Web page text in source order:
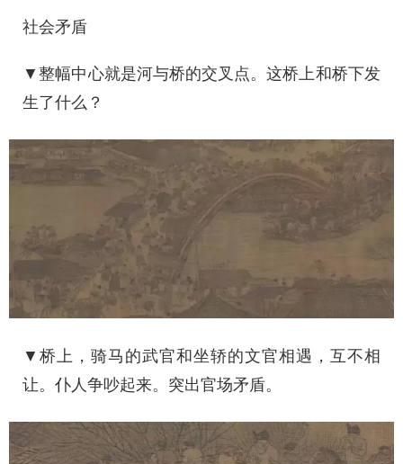
社会矛盾
▼整幅中心就是河与桥的交叉点。这桥上和桥下发
生了什么？
▼桥上，骑马的武官和坐轿的文官相遇，互不相
让。仆人争吵起来。突出官场矛盾。